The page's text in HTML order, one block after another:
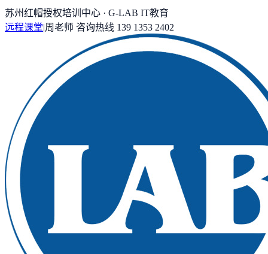
苏州红帽授权培训中心 · G-LAB IT教育
远程课堂|周老师 咨询热线 139 1353 2402